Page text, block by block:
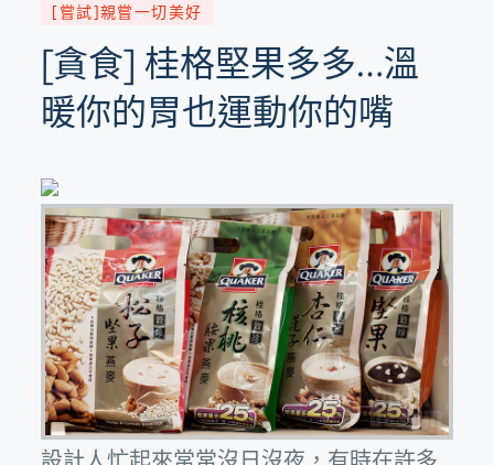
[嘗試]親嘗一切美好
[貪食] 桂格堅果多多…溫
暖你的胃也運動你的嘴